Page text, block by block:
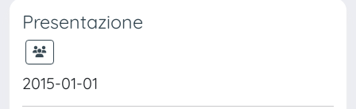
Presentazione
2015-01-01